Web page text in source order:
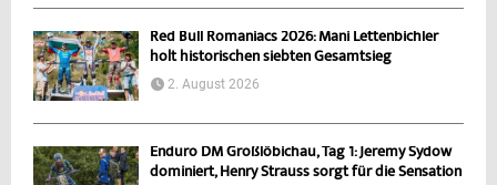
Red Bull Romaniacs 2026: Mani Lettenbichler
holt historischen siebten Gesamtsieg
2. August 2026
Enduro DM Großlöbichau, Tag 1: Jeremy Sydow
dominiert, Henry Strauss sorgt für die Sensation